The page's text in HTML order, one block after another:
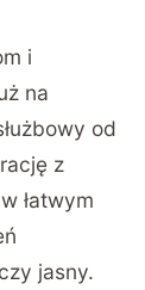
i
na
od
z
łatwym
jasny.